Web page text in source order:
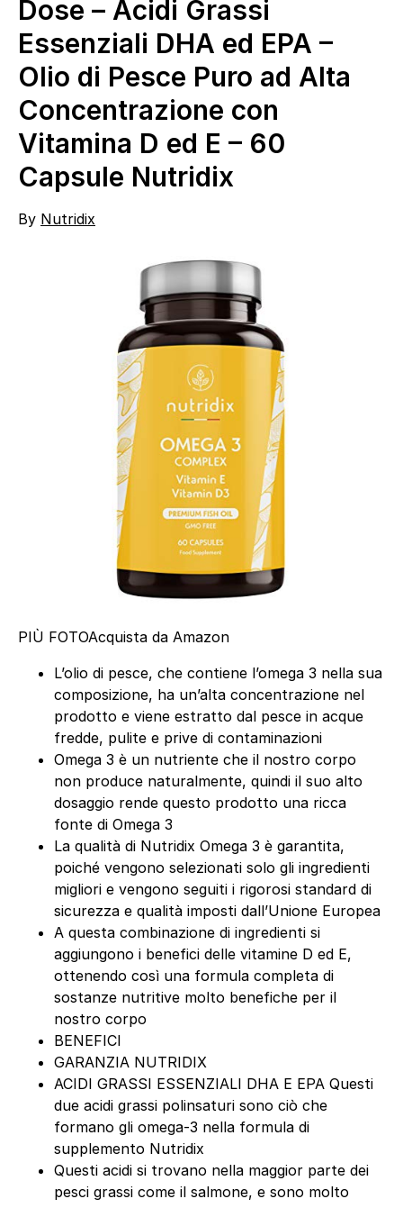
Dose – Acidi Grassi
Essenziali DHA ed EPA –
Olio di Pesce Puro ad Alta
Concentrazione con
Vitamina D ed E – 60
Capsule Nutridix
By Nutridix
PIÙ FOTOAcquista da Amazon
L’olio di pesce, che contiene l’omega 3 nella sua
composizione, ha un’alta concentrazione nel
prodotto e viene estratto dal pesce in acque
fredde, pulite e prive di contaminazioni
Omega 3 è un nutriente che il nostro corpo
non produce naturalmente, quindi il suo alto
dosaggio rende questo prodotto una ricca
fonte di Omega 3
La qualità di Nutridix Omega 3 è garantita,
poiché vengono selezionati solo gli ingredienti
migliori e vengono seguiti i rigorosi standard di
sicurezza e qualità imposti dall’Unione Europea
A questa combinazione di ingredienti si
aggiungono i benefici delle vitamine D ed E,
ottenendo così una formula completa di
sostanze nutritive molto benefiche per il
nostro corpo
BENEFICI
GARANZIA NUTRIDIX
ACIDI GRASSI ESSENZIALI DHA E EPA Questi
due acidi grassi polinsaturi sono ciò che
formano gli omega-3 nella formula di
supplemento Nutridix
Questi acidi si trovano nella maggior parte dei
pesci grassi come il salmone, e sono molto